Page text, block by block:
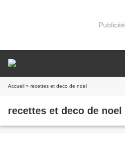
Publicité
Accueil » recettes et deco de noel
recettes et deco de noel